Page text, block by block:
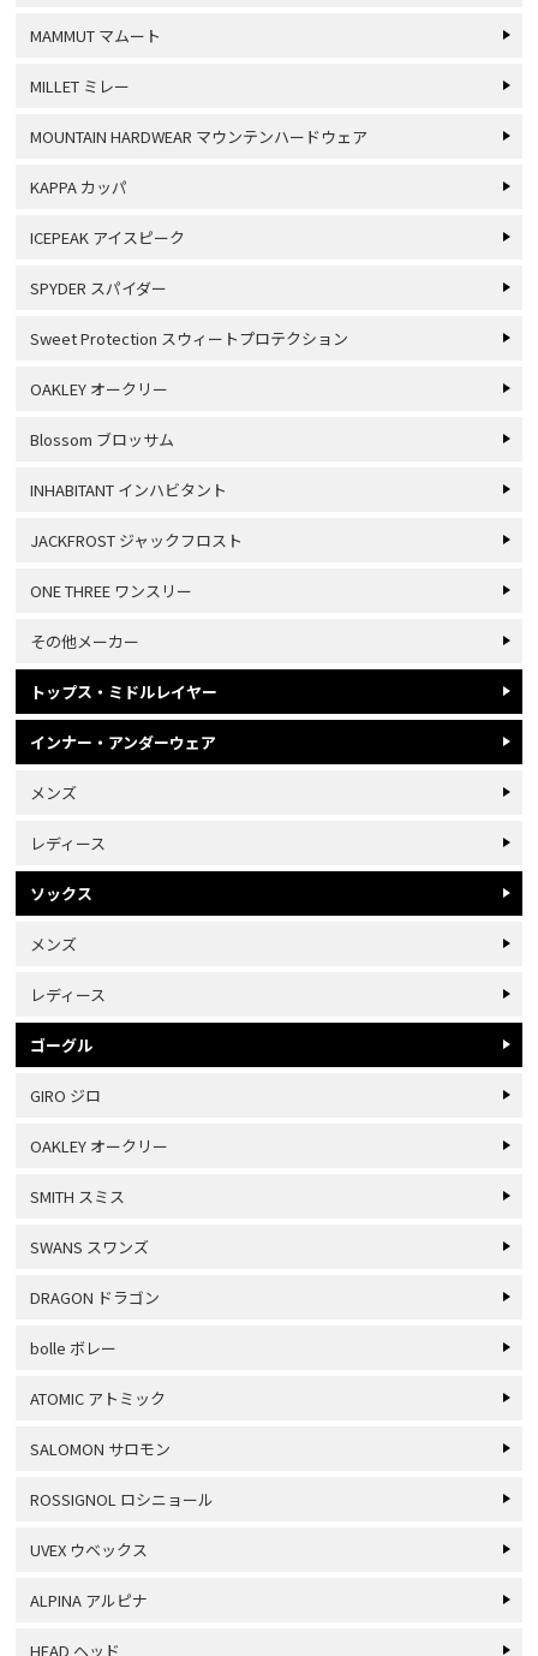
MAMMUT マムート
MILLET ミレー
MOUNTAIN HARDWEAR マウンテンハードウェア
KAPPA カッパ
ICEPEAK アイスピーク
SPYDER スパイダー
Sweet Protection スウィートプロテクション
OAKLEY オークリー
Blossom ブロッサム
INHABITANT インハビタント
JACKFROST ジャックフロスト
ONE THREE ワンスリー
その他メーカー
トップス・ミドルレイヤー
インナー・アンダーウェア
メンズ
レディース
ソックス
メンズ
レディース
ゴーグル
GIRO ジロ
OAKLEY オークリー
SMITH スミス
SWANS スワンズ
DRAGON ドラゴン
bolle ボレー
ATOMIC アトミック
SALOMON サロモン
ROSSIGNOL ロシニョール
UVEX ウベックス
ALPINA アルピナ
HEAD ヘッド